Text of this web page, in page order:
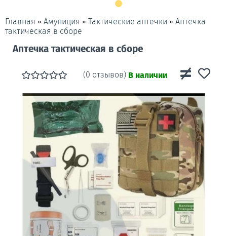
Главная » Амуниция » Тактические аптечки » Аптечка
тактическая в сборе
Аптечка тактическая в сборе
(0 отзывов) В наличии